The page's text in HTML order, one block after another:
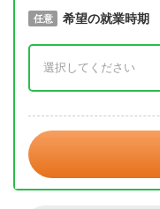
必須 取得予定年
任意 希望の就業時期